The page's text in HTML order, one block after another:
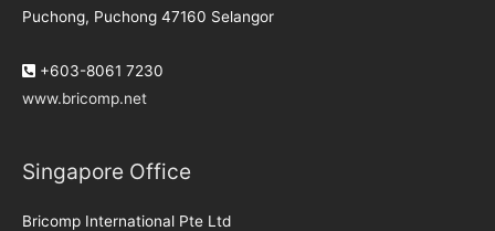
Puchong, Puchong 47160 Selangor
+603-8061 7230
www.bricomp.net
Singapore Office
Bricomp International Pte Ltd